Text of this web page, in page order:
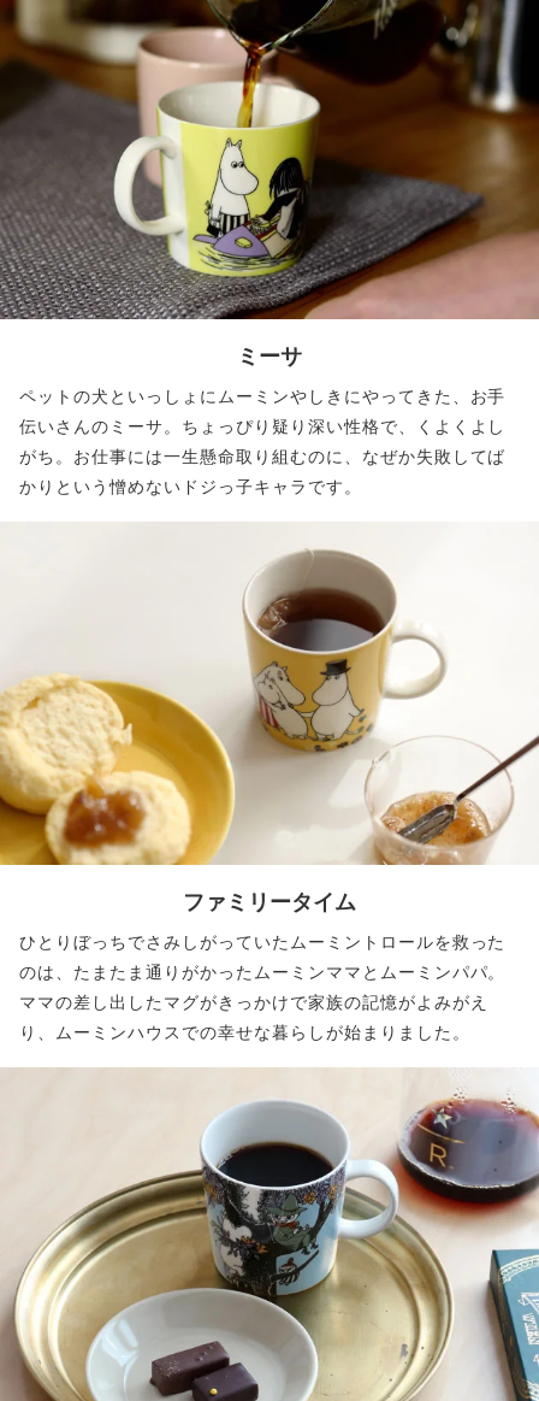
ミーサ
ペットの犬といっしょにムーミンやしきにやってきた、お手
伝いさんのミーサ。ちょっぴり疑り深い性格で、くよくよし
がち。お仕事には一生懸命取り組むのに、なぜか失敗してば
かりという憎めないドジっ子キャラです。
ファミリータイム
ひとりぼっちでさみしがっていたムーミントロールを救った
のは、たまたま通りがかったムーミンママとムーミンパパ。
ママの差し出したマグがきっかけで家族の記憶がよみがえ
り、ムーミンハウスでの幸せな暮らしが始まりました。